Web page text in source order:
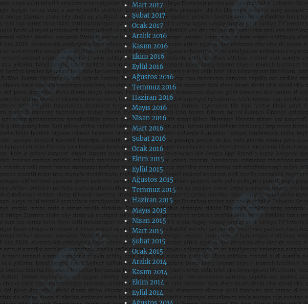
Mart 2017
Şubat 2017
Ocak 2017
Aralık 2016
Kasım 2016
Ekim 2016
Eylül 2016
Ağustos 2016
Temmuz 2016
Haziran 2016
Mayıs 2016
Nisan 2016
Mart 2016
Şubat 2016
Ocak 2016
Ekim 2015
Eylül 2015
Ağustos 2015
Temmuz 2015
Haziran 2015
Mayıs 2015
Nisan 2015
Mart 2015
Şubat 2015
Ocak 2015
Aralık 2014
Kasım 2014
Ekim 2014
Eylül 2014